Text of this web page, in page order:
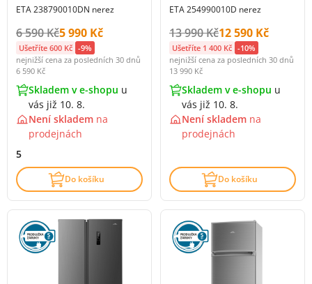
ETA 238790010DN nerez
Původní cena s DPH:
6 590 KčCena s DPH:
5 990 Kč
Ušetříte 600 Kč -9%
nejnižší cena za posledních 30 dnů
6 590 Kč
Skladem v e-shopu u
vás již 10. 8.
Není skladem na
prodejnách
5
Do košíku
ETA 254990010D nerez
Původní cena s DPH:
13 990 KčCena s DPH:
12 590 Kč
Ušetříte 1 400 Kč -10%
nejnižší cena za posledních 30 dnů
13 990 Kč
Skladem v e-shopu u
vás již 10. 8.
Není skladem na
prodejnách
Do košíku